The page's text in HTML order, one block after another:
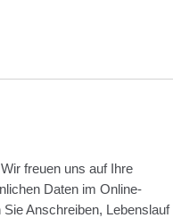
freuen uns auf Ihre
Daten im Online-
Anschreiben, Lebenslauf